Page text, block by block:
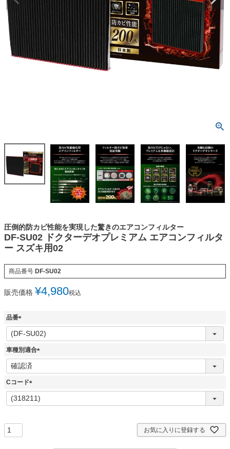
圧倒的防カビ性能を実現した驚きのエアコンフィルター
DF-SU02 ドクターデオプレミアム エアコンフィルタ
ー スズキ用02
商品番号 DF-SU02
販売価格 ¥4,980税込
品番
(
必
須
車種別適合
(
Cコード
(
必
お気に入りに登録する